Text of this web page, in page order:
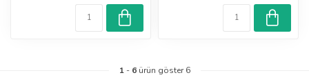
1- 6ürün göster 6